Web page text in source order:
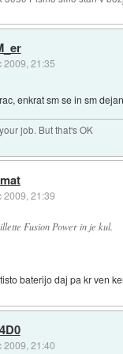
2009, 21:35
enkrat sm se in sm
job. But that's OK
2009, 21:39
Fusion Power in je kul.
baterijo daj pa kr ven
2009, 21:40